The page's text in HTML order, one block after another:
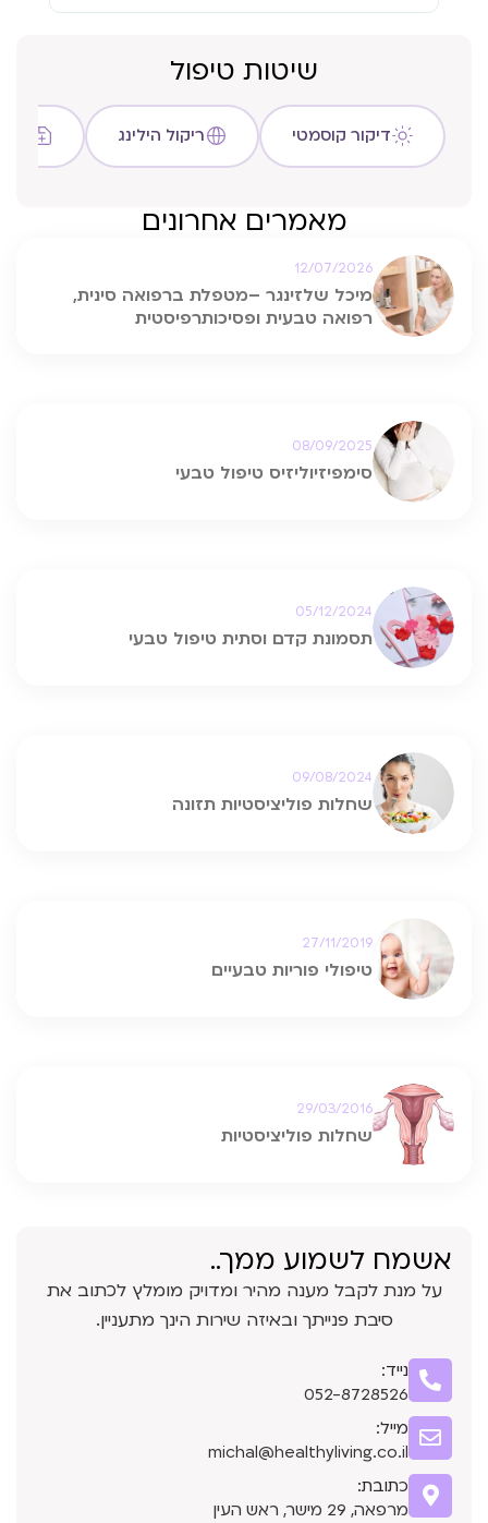
שיטות טיפול
דיקור קוסמטי ריקול הילינג
מאמרים אחרונים
מיכל שלזינגר –מטפלת ברפואה סינית,
רפואה טבעית ופסיכותרפיסטית
12/07/2026
סימפיזיוליזיס טיפול טבעי
08/09/2025
תסמונת קדם וסתית טיפול טבעי
05/12/2024
שחלות פוליציסטיות תזונה
09/08/2024
טיפולי פוריות טבעיים
27/11/2019
שחלות פוליציסטיות
29/03/2016
אשמח לשמוע ממך..
על מנת לקבל מענה מהיר ומדויק מומלץ לכתוב את
סיבת פנייתך ובאיזה שירות הינך מתעניין.
נייד:
052-8728526
מייל:
michal@healthyliving.co.il
כתובת:
מרפאה, 29 מישר, ראש העין